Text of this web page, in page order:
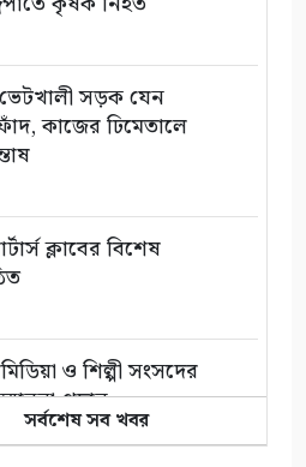
ভেটখালী সড়ক যেন
কাজের ঢিমেতালে
ক্লাবের বিশেষ
ও শিল্পী সংসদের
প্রদান
সর্বশেষ সব খবর